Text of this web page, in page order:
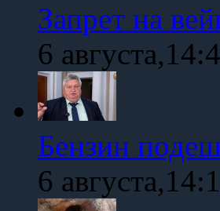
Запрет на
6
Бензин
6